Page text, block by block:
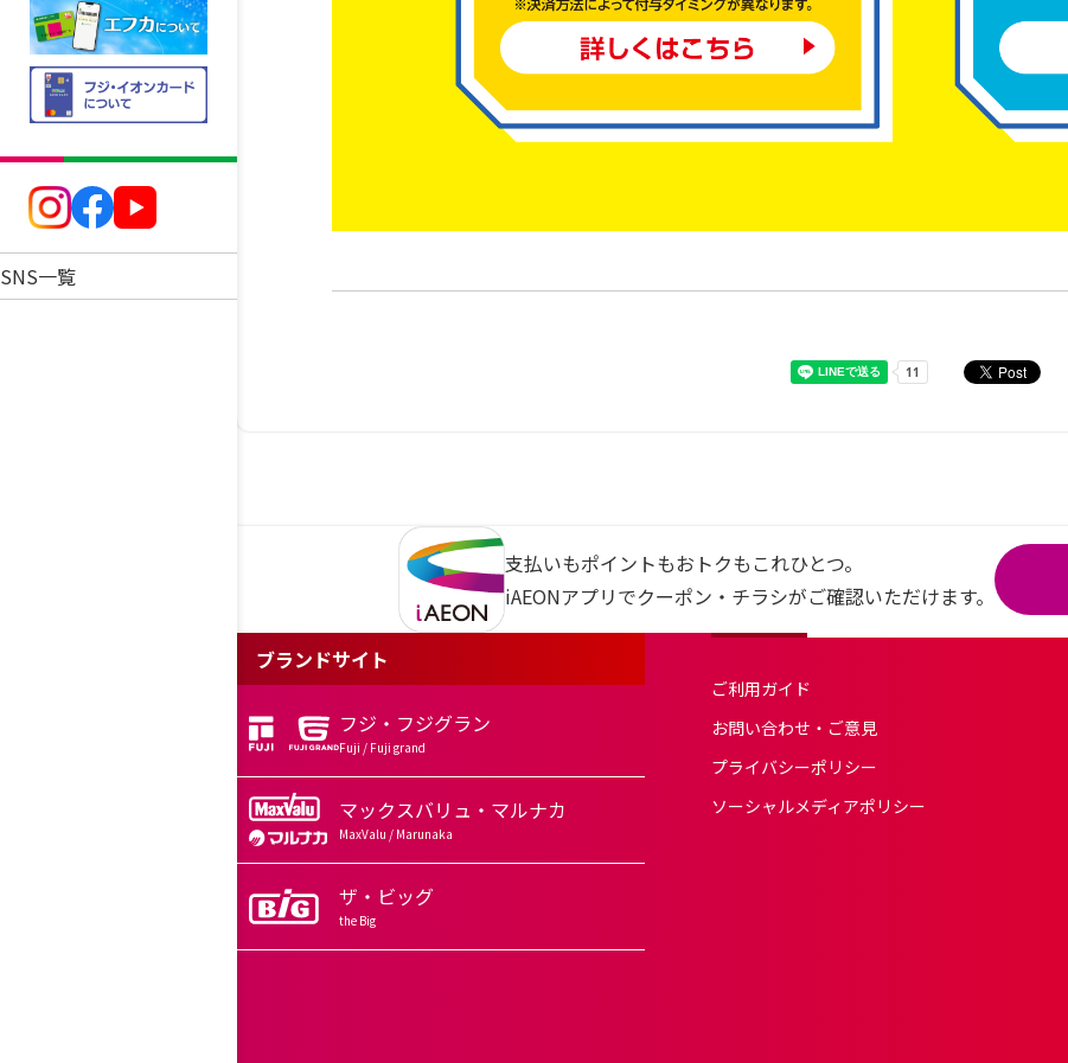
SNS一覧
支払いもポイントもおトクもこれひとつ。
iAEONアプリでクーポン・チラシがご確認いただけます。
ブランドサイト
フジ・フジグラン
Fuji / Fuji grand
マックスバリュ・マルナカ
MaxValu / Marunaka
ザ・ビッグ
the Big
ご利用ガイド
お問い合わせ・ご意見
プライバシーポリシー
ソーシャルメディアポリシー